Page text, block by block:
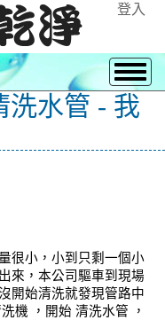
登入
洗水管 - 我
很小，小到只剩一個小
來，本公司驅車到現場
開始清洗就發現管路中
機 ，開始 清洗水管 ，